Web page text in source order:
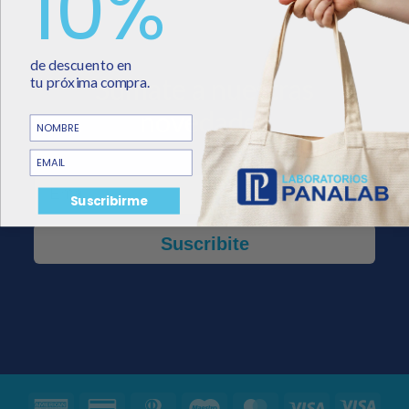
Sumate a nuestras
novedades
Email
Suscribite
American Credit Dinners Maestro MasterCard
Visa
de descuento en
tu próximacompra.
NOMBRE
email
Suscribirme